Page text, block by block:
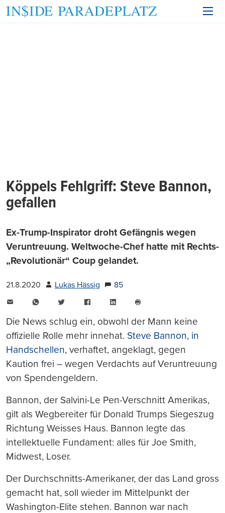
Köppels Fehlgriff: Steve Bannon,
gefallen
Ex-Trump-Inspirator droht Gefängnis wegen
Veruntreuung. Weltwoche-Chef hatte mit Rechts-
„Revolutionär“ Coup gelandet.
21.8.2020 Lukas Hässig
85
WhatsAppTwitter FacebookLinkedIn
drucken
Die News schlug ein, obwohl der Mann keine
offizielle Rolle mehr innehat. Steve Bannon, in
Handschellen, verhaftet, angeklagt, gegen
Kaution frei – wegen Verdachts auf Veruntreuung
von Spendengeldern.
Bannon, der Salvini-Le Pen-Verschnitt Amerikas,
gilt als Wegbereiter für Donald Trumps Siegeszug
Richtung Weisses Haus. Bannon legte das
intellektuelle Fundament: alles für Joe Smith,
Midwest, Loser.
Der Durchschnitts-Amerikaner, der das Land gross
gemacht hat, soll wieder im Mittelpunkt der
Washington-Elite stehen. Bannon war nach